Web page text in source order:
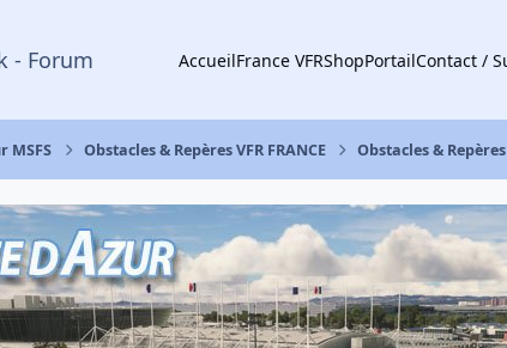
- Forum AccueilFrance VFRShopPortailContact /
MSFS Obstacles & Repères VFR FRANCE Obstacles &